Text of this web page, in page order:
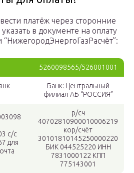
платёж через сторонние
в документе на оплату
5260098565/526001001
Банк: Центральный
филиал АБ “РОССИЯ”
с/с
для
р/сч
40702810900010006219
кор/счёт
30101810145250000220
БИК 044525220 ИНН
7831000122 КПП
775143001